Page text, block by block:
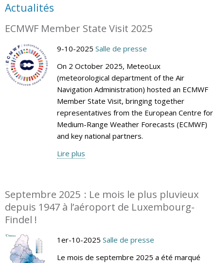
Actualités
ECMWF Member State Visit 2025
9-10-2025 Salle de presse
On 2 October 2025, MeteoLux
(meteorological department of the Air
Navigation Administration) hosted an ECMWF
Member State Visit, bringing together
representatives from the European Centre for
Medium-Range Weather Forecasts (ECMWF)
and key national partners.
Lire plus
Septembre 2025 : Le mois le plus pluvieux
depuis 1947 à l’aéroport de Luxembourg-
Findel !
1er-10-2025 Salle de presse
Le mois de septembre 2025 a été marqué